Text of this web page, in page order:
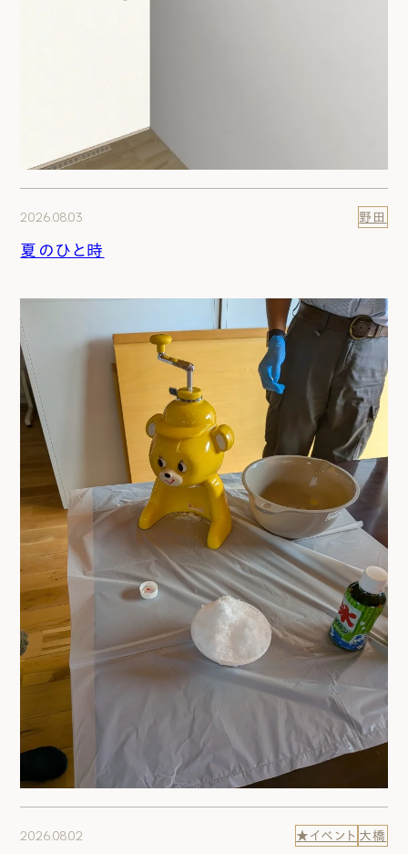
2026.08.03 野田
夏のひと時
2026.08.02 ★イベント 大橋